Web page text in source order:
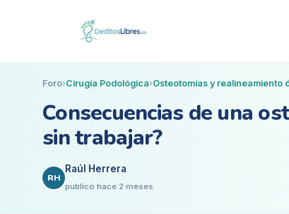
Foro›Cirugía Podológica›Osteotomías y realineamiento
Consecuencias de una
sin trabajar?
RH
Raúl Herrera
publicó hace 2 meses